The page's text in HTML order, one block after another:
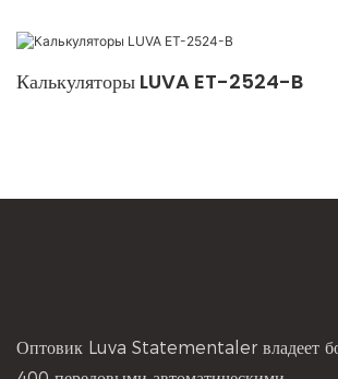
Калькуляторы LUVA ET-2524-B
Оптовик Luva Statementaler владеет